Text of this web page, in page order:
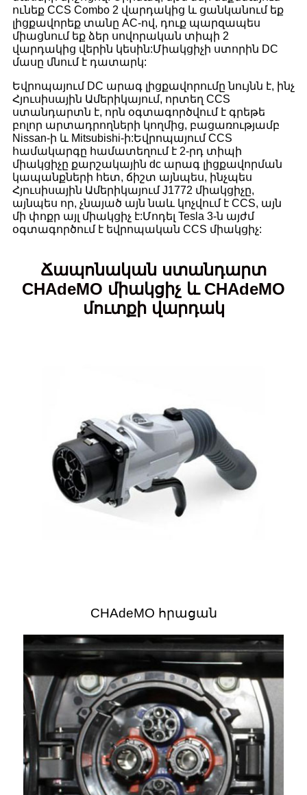
ունեք CCS Combo 2 վարդակից և ցանկանում եք
լիցքավորեք տանը AC-ով, դուք պարզապես
միացնում եք ձեր սովորական տիպի 2
վարդակից վերին կեսին:Միակցիչի ստորին DC
մասը մնում է դատարկ:
Եվրոպայում DC արագ լիցքավորումը նույնն է, ինչ
Հյուսիսային Ամերիկայում, որտեղ CCS
ստանդարտն է, որն օգտագործվում է գրեթե
բոլոր արտադրողների կողմից, բացառությամբ
Nissan-ի և Mitsubishi-ի:Եվրոպայում CCS
համակարգը համատեղում է 2-րդ տիպի
միակցիչը քարշակային dc արագ լիցքավորման
կապանքների հետ, ճիշտ այնպես, ինչպես
Հյուսիսային Ամերիկայում J1772 միակցիչը,
այնպես որ, չնայած այն նաև կոչվում է CCS, այն
մի փոքր այլ միակցիչ է:Մոդել Tesla 3-ն այժմ
օգտագործում է եվրոպական CCS միակցիչ:
Ճապոնական ստանդարտ
CHAdeMO միակցիչ և CHAdeMO
մուտքի վարդակ
CHAdeMO հրացան